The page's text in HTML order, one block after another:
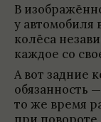
В
у автомо­биля
колёса
каж­дое со
А вот зад­ние
обя­зан­ность
то же время